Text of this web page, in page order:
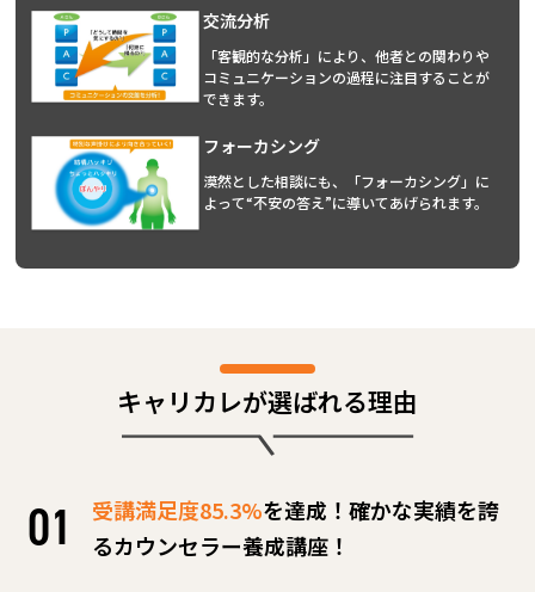
交流分析
「客観的な分析」により、他者との関わりや
コミュニケーションの過程に注目することが
できます。
フォーカシング
漠然とした相談にも、「フォーカシング」に
よって“不安の答え”に導いてあげられます。
キャリカレが選ばれる理由
受講満足度85.3%を達成！確かな実績を誇
るカウンセラー養成講座！